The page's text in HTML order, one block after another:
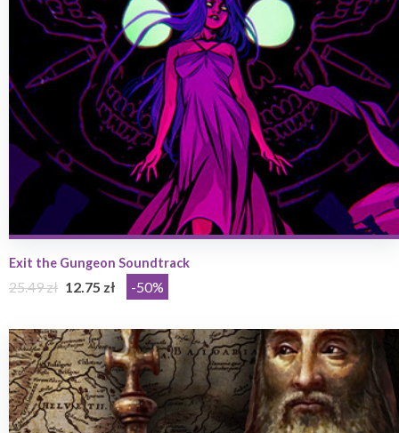
Exit the Gungeon Soundtrack
25.49 zł 12.75 zł -50%